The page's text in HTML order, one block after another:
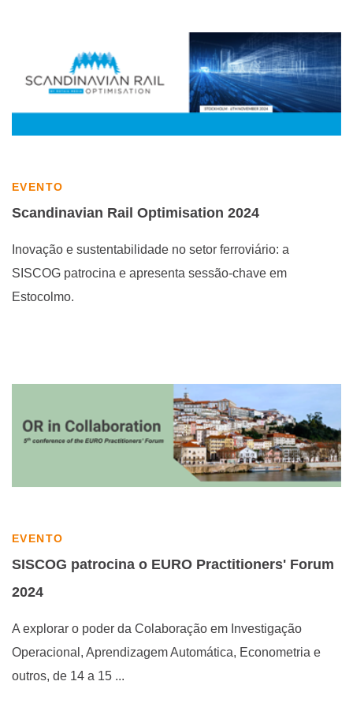
EVENTO
Scandinavian Rail Optimisation 2024
Inovação e sustentabilidade no setor ferroviário: a
SISCOG patrocina e apresenta sessão-chave em
Estocolmo.
EVENTO
SISCOG patrocina o EURO Practitioners' Forum
2024
A explorar o poder da Colaboração em Investigação
Operacional, Aprendizagem Automática, Econometria e
outros, de 14 a 15 ...